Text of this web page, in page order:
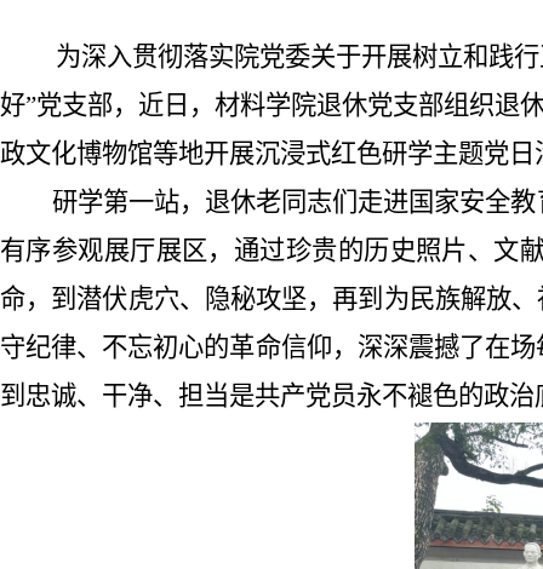
为深入贯彻落实院党委关于开展树立和践
好”党支部， 近日 ，材料学院退休党支部组织退
政文化博物馆等地开展沉浸式红色研学主题党日
研学第一站， 退休老同志们 走进国家安全
有序参观展厅展区，通过珍贵的历史照片、文
命，到潜伏虎穴、隐秘攻坚，再到为民族解放
守纪律、不忘初心的革命信仰，深深震撼了在
到忠诚、干净、担当是共产党员永不褪色的政治